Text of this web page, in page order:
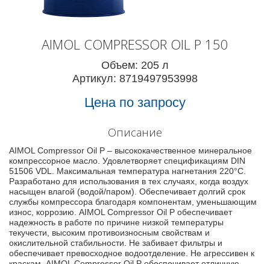
AIMOL COMPRESSOR OIL P 150
Объем: 205 л
Артикул: 8719497953998
Цена по запросу
Описание
AIMOL Compressor Oil P – высококачественное минеральное
компрессорное масло. Удовлетворяет спецификациям DIN
51506 VDL. Максимальная температура нагнетания 220°C.
Разработано для использования в тех случаях, когда воздух
насыщен влагой (водой/паром). Обеспечивает долгий срок
службы компрессора благодаря компонентам, уменьшающим
износ, коррозию. AIMOL Compressor Oil P обеспечивает
надежность в работе по причине низкой температуры
текучести, высоким противоизносным свойствам и
окислительной стабильности. Не забивает фильтры и
обеспечивает превосходное водоотделение. Не агрессивен к